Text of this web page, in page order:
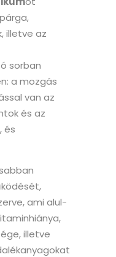
illetve az
sorban
a mozgás
van az
és az
és
ami alul-
illetve